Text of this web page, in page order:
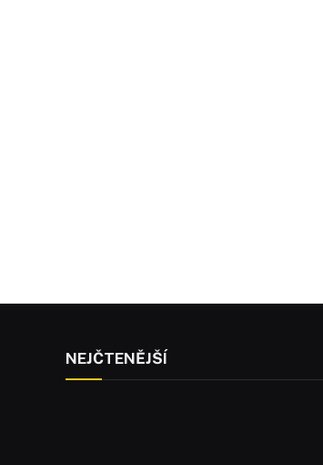
NEJČTENĚJŠÍ